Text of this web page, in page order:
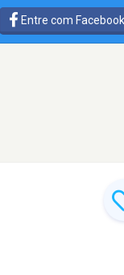
Entre com Facebook